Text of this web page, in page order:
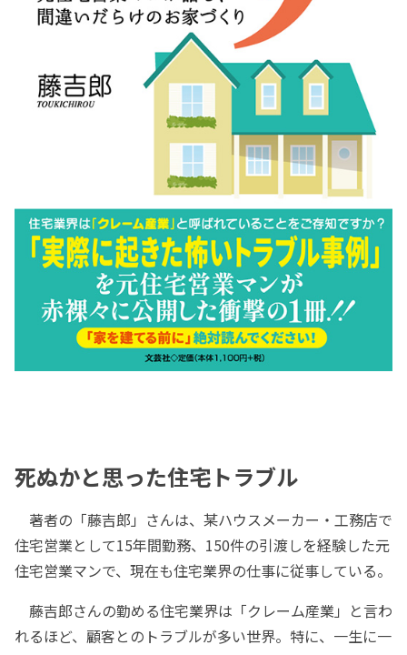
死ぬかと思った住宅トラブル
著者の「藤吉郎」さんは、某ハウスメーカー・工務店で
住宅営業として15年間勤務、150件の引渡しを経験した元
住宅営業マンで、現在も住宅業界の仕事に従事している。
藤吉郎さんの勤める住宅業界は「クレーム産業」と言わ
れるほど、顧客とのトラブルが多い世界。特に、一生に一